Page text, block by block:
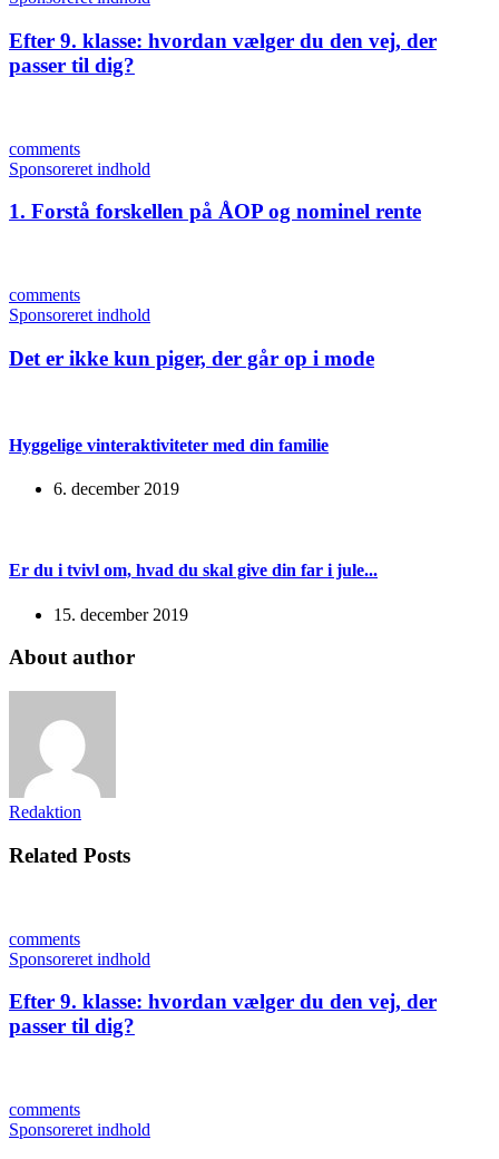
Efter 9. klasse: hvordan vælger du den vej, der
passer til dig?
comments
Sponsoreret indhold
1. Forstå forskellen på ÅOP og nominel rente
comments
Sponsoreret indhold
Det er ikke kun piger, der går op i mode
Hyggelige vinteraktiviteter med din familie
6. december 2019
Er du i tvivl om, hvad du skal give din far i jule...
15. december 2019
About author
Redaktion
Related Posts
comments
Sponsoreret indhold
Efter 9. klasse: hvordan vælger du den vej, der
passer til dig?
comments
Sponsoreret indhold